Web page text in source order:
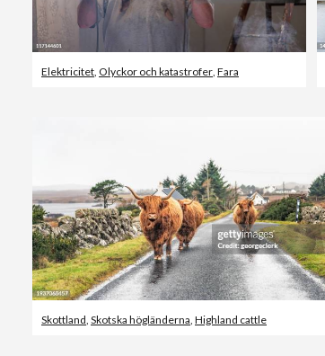
Elektricitet Olyckor och katastrofer Fara
Skottland Skotska högländerna Highland cattle